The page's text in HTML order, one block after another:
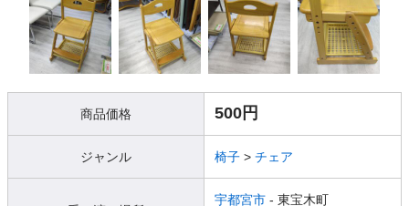
商品価格 500円
ジャンル 椅子 > チェア
宇都宮市 - 東宝木町